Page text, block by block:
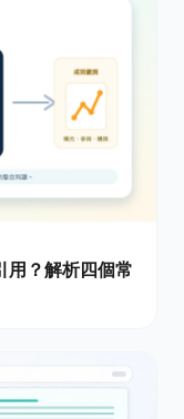
用？解析四個常